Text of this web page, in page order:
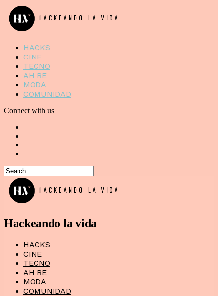
HACKS
CINE
TECNO
AH RE
MODA
COMUNIDAD
Connect with us
Hackeando la vida
HACKS
CINE
TECNO
AH RE
MODA
COMUNIDAD